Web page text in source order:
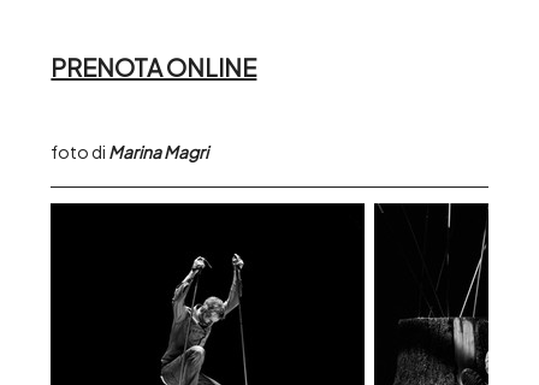
PRENOTA ONLINE
foto di Marina Magri